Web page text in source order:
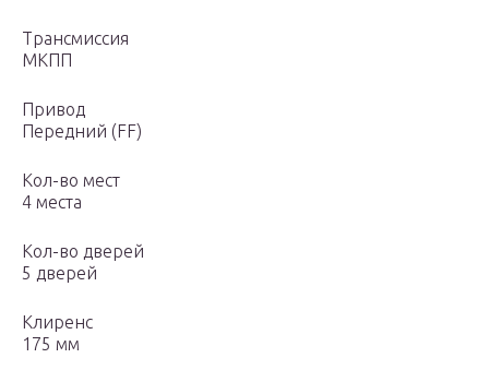
Трансмиссия
МКПП
Привод
Передний (FF)
Кол-во мест
4 места
Кол-во дверей
5 дверей
Клиренс
175 мм